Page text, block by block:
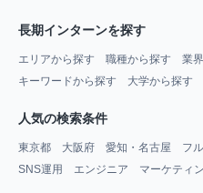
長期インターンを探す
エリアから探す 職種から探す 業
キーワードから探す
大学から探す
人気の検索条件
東京都 大阪府 愛知・名古屋 フ
SNS運用
エンジニア マーケティ